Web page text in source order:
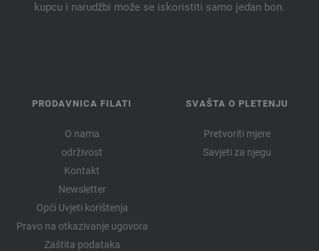
kupcu i narudžbi može se iskoristiti samo jedan bon.
PRODAVNICA FILATI
O nama
održivost
Kontakt
Newsletter
Opći Uvjeti korištenja
Pravo na otkazivanje ugovora
Zaštita podataka
SVAŠTA O PLETENJU
Pretvoriti mjere
Savjeti za njegu